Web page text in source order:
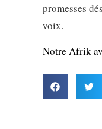
promesses
voix.
Notre Afrik